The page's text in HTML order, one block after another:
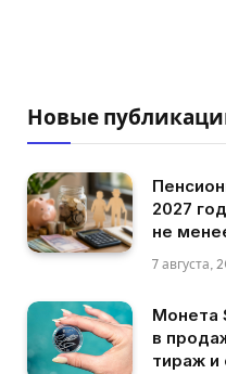
Новые
2027
не
7 августа,
Монета
в
тираж и